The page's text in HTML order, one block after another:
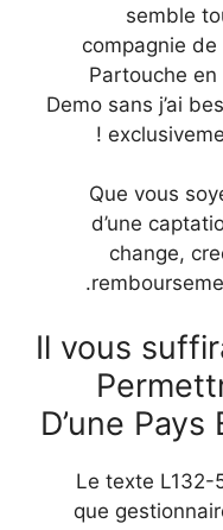
semble
compagnie
Partouche
Demo sans j’ai
Que vous
d’une
change,
Il vous
D’une
Le texte L132-
que